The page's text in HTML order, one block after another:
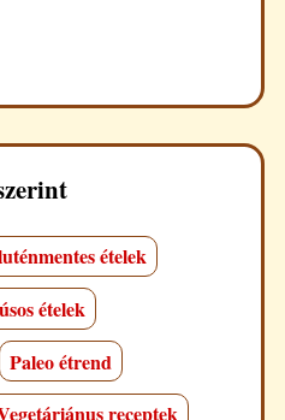
ételek
ételek
Paleo étrend
receptek